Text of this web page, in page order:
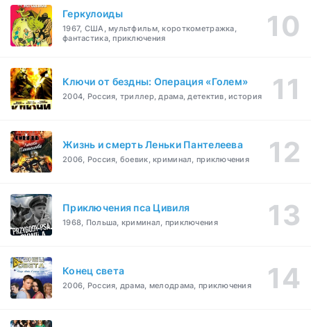
Геркулоиды
1967, США, мультфильм, короткометражка,
фантастика, приключения
Ключи от бездны: Операция «Голем»
2004, Россия, триллер, драма, детектив, история
Жизнь и смерть Леньки Пантелеева
2006, Россия, боевик, криминал, приключения
Приключения пса Цивиля
1968, Польша, криминал, приключения
Конец света
2006, Россия, драма, мелодрама, приключения